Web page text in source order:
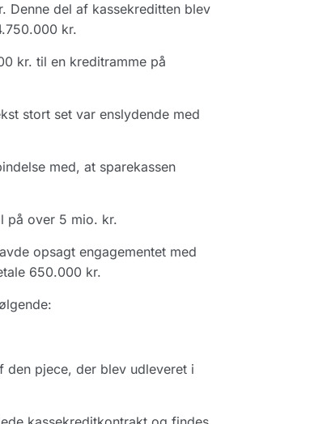
Denne del af kassekreditten blev
kr.
kr. til en kreditramme på
stort set var enslydende med
med, at sparekassen
på over 5 mio. kr.
opsagt engagementet med
650.000 kr.
den pjece, der blev udleveret i